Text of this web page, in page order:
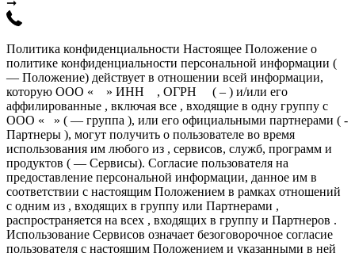
➞
Политика конфиденциальности Настоящее Положение о
политике конфиденциальности персональной информации (
— Положение) действует в отношении всей информации,
которую ООО « » ИНН , ОГРН ( – ) и/или его
аффилированные , включая все , входящие в одну группу с
ООО « » ( — группа ), или его официальными партнерами ( -
Партнеры ), могут получить о пользователе во время
использования им любого из , сервисов, служб, программ и
продуктов ( — Сервисы). Согласие пользователя на
предоставление персональной информации, данное им в
соответствии с настоящим Положением в рамках отношений
с одним из , входящих в группу или Партнерами ,
распространяется на всех , входящих в группу и Партнеров .
Использование Сервисов означает безоговорочное согласие
пользователя с настоящим Положением и указанными в ней